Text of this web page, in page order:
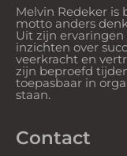
Melvin Redeker
motto anders
Uit zijn
inzichten over
veerkracht en
zijn beproefd
toepasbaar in
staan.
Contact